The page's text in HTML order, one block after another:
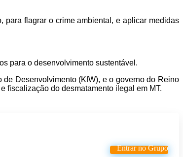
para flagrar o crime ambiental, e aplicar medidas
para o desenvolvimento sustentável.
Desenvolvimento (KfW), e o governo do Reino
fiscalização do desmatamento ilegal em MT.
Entrar no Grupo